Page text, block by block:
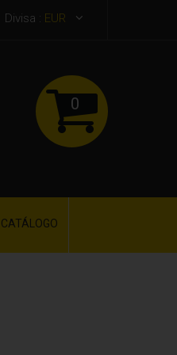
Divisa : EUR
0
CATÁLOGO